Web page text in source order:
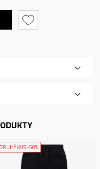
DRUHÝ KUS -50%